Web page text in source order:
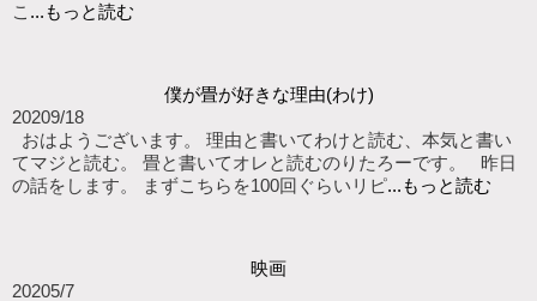
こ ...もっと読む
僕が畳が好きな理由(わけ)
20209/18
おはようございます。 理由と書いてわけと読む、本気と書い
てマジと読む。 畳と書いてオレと読むのりたろーです。 昨日
の話をします。 まずこちらを100回ぐらいリピ...もっと読む
映画
20205/7